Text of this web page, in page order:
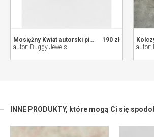
190 zł
Mosiężny Kwiat autorski pierścionek
autor: Buggy Jewels
autor:
INNE PRODUKTY, które mogą Ci się